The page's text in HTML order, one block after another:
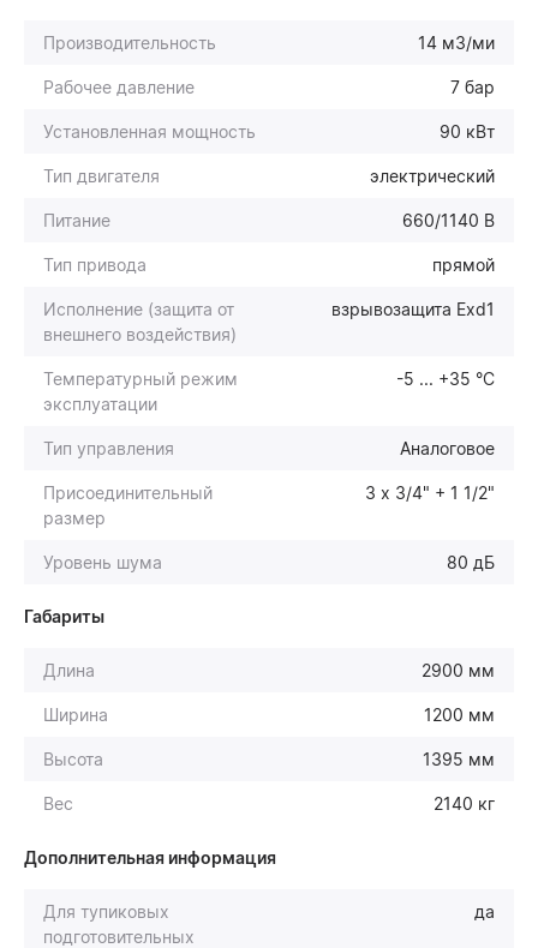
Производительность 14 м3/ми
Рабочее давление 7 бар
Установленная мощность 90 кВт
Тип двигателя электрический
Питание 660/1140 В
Тип привода прямой
Исполнение (защита от
внешнего воздействия)
взрывозащита Exd1
Температурный режим
эксплуатации
-5 ... +35 °С
Тип управления Аналоговое
Присоединительный
размер
3 х 3/4" + 1 1/2"
Уровень шума 80 дБ
Габариты
Длина 2900 мм
Ширина 1200 мм
Высота 1395 мм
Вес 2140 кг
Дополнительная информация
Для тупиковых
подготовительных
да